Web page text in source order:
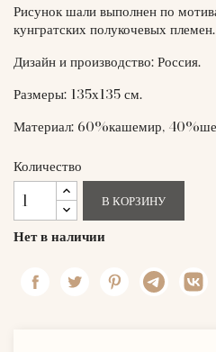
Рисунок шали выполнен по
кунгратских полукочевых племен.
Дизайн и производство: Россия.
Размеры: 135х135 см.
Материал: 60%кашемир,
Количество
В КОРЗИНУ
Нет в наличии